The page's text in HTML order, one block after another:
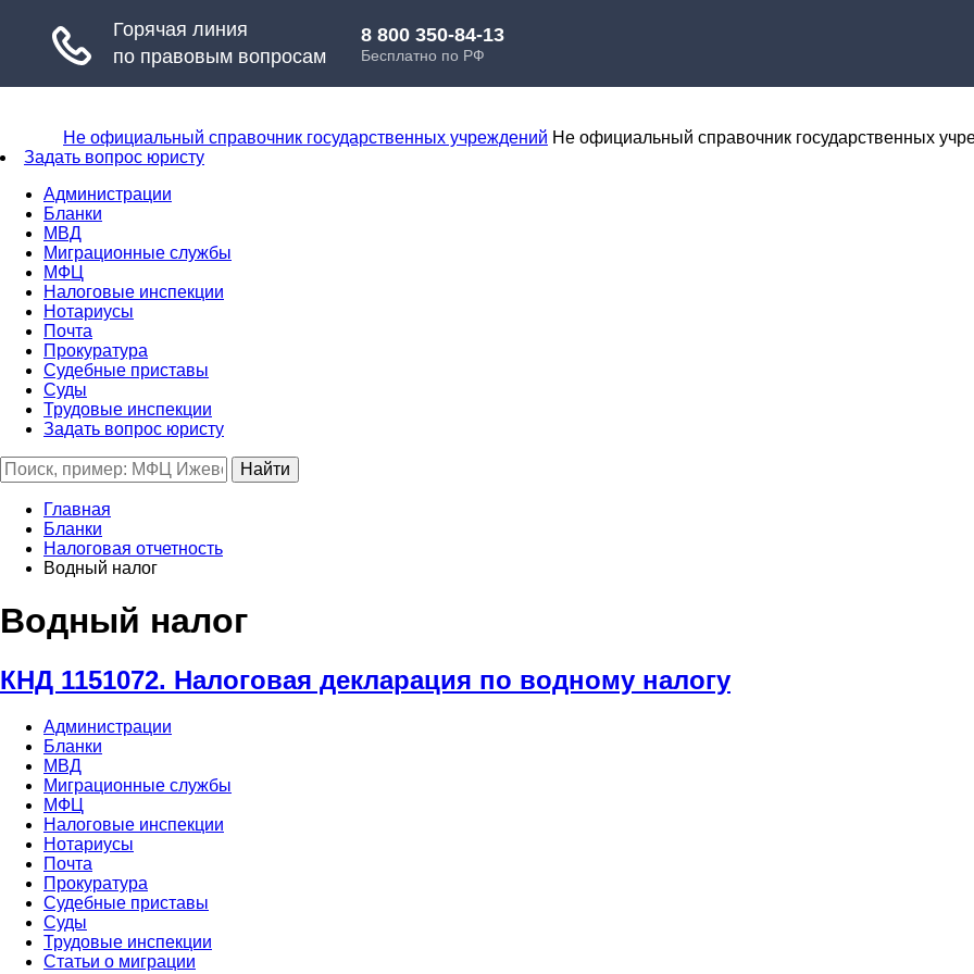
Не официальный справочник государственных учреждений Не официальный справочник государственных
Задать вопрос юристу
Администрации
Бланки
МВД
Миграционные службы
МФЦ
Налоговые инспекции
Нотариусы
Почта
Прокуратура
Судебные приставы
Суды
Трудовые инспекции
Задать вопрос юристу
Главная
Бланки
Налоговая отчетность
Водный налог
Водный налог
КНД 1151072. Налоговая декларация по водному налогу
Администрации
Бланки
МВД
Миграционные службы
МФЦ
Налоговые инспекции
Нотариусы
Почта
Прокуратура
Судебные приставы
Суды
Трудовые инспекции
Статьи о миграции